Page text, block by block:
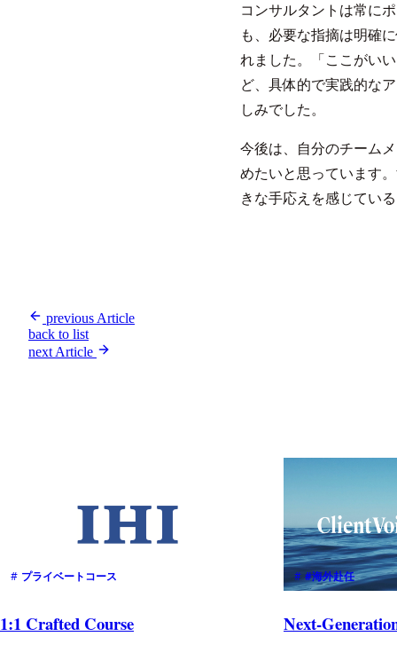
コンサルタントは常に
も、必要な指摘は明確
れました。「ここがい
ど、具体的で実践的な
しみでした。
今後は、自分のチーム
めたいと思っています
きな手応えを感じてい
previous Article
back to list
next Article
# プライベートコース
1:1 Crafted Course
# #海外赴任
Next-